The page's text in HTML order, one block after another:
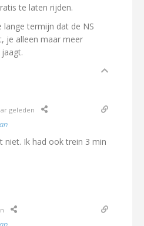
te laten rijden.
lange termijn dat de NS
je alleen maar meer
geleden
niet. Ik had ook trein 3 min